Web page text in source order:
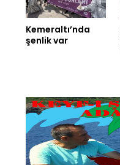
Kemeraltı’nda
şenlik var